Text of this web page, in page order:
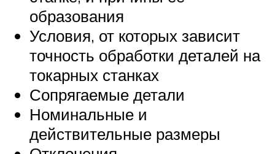
образования
Условия, от которых зависит
точность обработки деталей на
токарных станках
Сопрягаемые детали
Номинальные и
действительные размеры